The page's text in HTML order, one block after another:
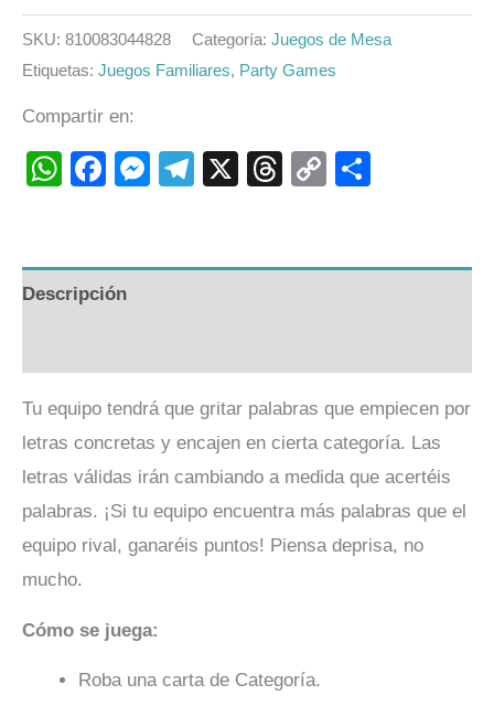
SKU: 810083044828 Categoría: Juegos de Mesa
Etiquetas: Juegos Familiares, Party Games
Compartir en:
WhatsApp
Facebook
Messenger
Telegram
X Threads
Copy
Descripción
Tu equipo tendrá que gritar palabras que empiecen por
letras concretas y encajen en cierta categoría. Las
letras válidas irán cambiando a medida que acertéis
palabras. ¡Si tu equipo encuentra más palabras que el
equipo rival, ganaréis puntos! Piensa deprisa, no
mucho.
Cómo se juega:
Roba una carta de Categoría.